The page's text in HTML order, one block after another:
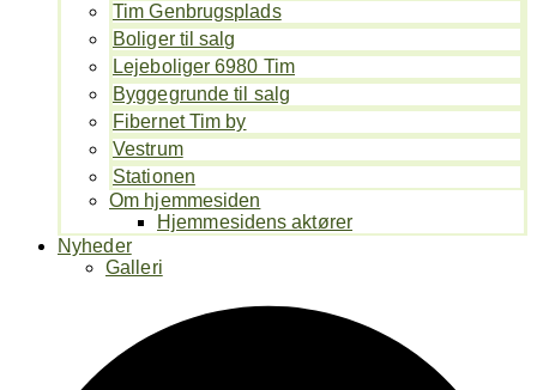
Tim Genbrugsplads
Boliger til salg
Lejeboliger 6980 Tim
Byggegrunde til salg
Fibernet Tim by
Vestrum
Stationen
Om hjemmesiden
Hjemmesidens aktører
Nyheder
Galleri